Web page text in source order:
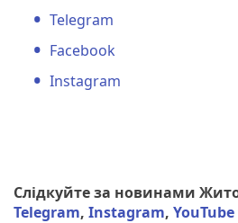
Telegram
Facebook
Instagram
Слідкуйте за новинами
Telegram, Instagram, YouTube